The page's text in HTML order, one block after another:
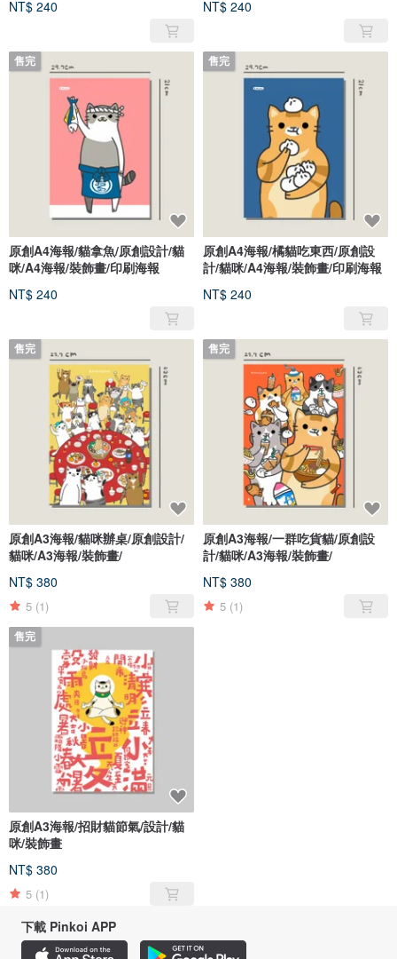
NT$ 240
NT$ 240
售完
原創A4海報/貓拿魚/原創設計/貓
咪/A4海報/裝飾畫/印刷海報
NT$ 240
售完
原創A4海報/橘貓吃東西/原創設
計/貓咪/A4海報/裝飾畫/印刷海報
NT$ 240
售完
原創A3海報/貓咪辦桌/原創設計/
貓咪/A3海報/裝飾畫/
NT$ 380
5 (1)
售完
原創A3海報/一群吃貨貓/原創設
計/貓咪/A3海報/裝飾畫/
NT$ 380
5 (1)
售完
原創A3海報/招財貓節氣/設計/貓
咪/裝飾畫
NT$ 380
5 (1)
下載 Pinkoi APP